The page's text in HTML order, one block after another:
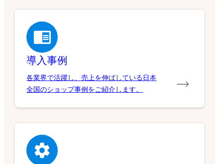
導入事例
各業界で活躍し、売上を伸ばしている日本
全国のショップ事例をご紹介します。